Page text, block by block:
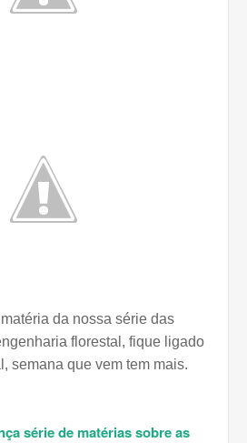
da nossa série das
florestal, fique ligado
semana que vem tem mais.
série de matérias sobre as